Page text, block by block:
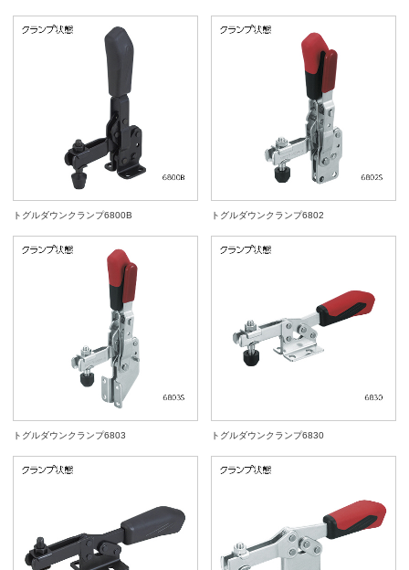
トグルダウンクランプ6800B トグルダウンクランプ6802
トグルダウンクランプ6803 トグルダウンクランプ6830